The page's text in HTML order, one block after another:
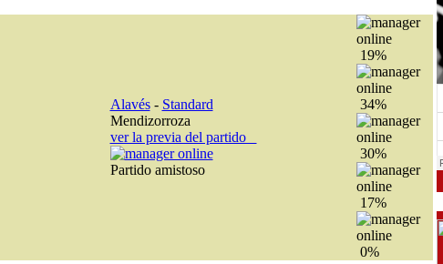
Alavés- Standard
Mendizorroza
ver la previa del partido
Partido amistoso
19%
34%
30%
17%
0%